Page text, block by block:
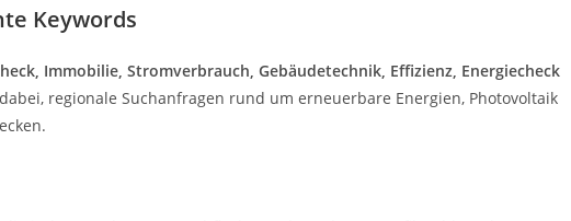
Keywords
Immobilie, Stromverbrauch, Gebäudetechnik, Effizienz, Energiecheck
regionale Suchanfragen rund um erneuerbare Energien, Photovoltaik